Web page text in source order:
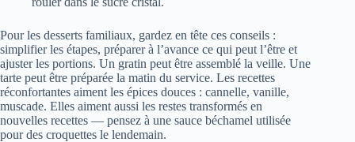
Pour les desserts familiaux, gardez en tête ces conseils :
simplifier les étapes, préparer à l’avance ce qui peut l’être et
ajuster les portions. Un gratin peut être assemblé la veille. Une
tarte peut être préparée la matin du service. Les recettes
réconfortantes aiment les épices douces : cannelle, vanille,
muscade. Elles aiment aussi les restes transformés en
nouvelles recettes — pensez à une sauce béchamel utilisée
pour des croquettes le lendemain.